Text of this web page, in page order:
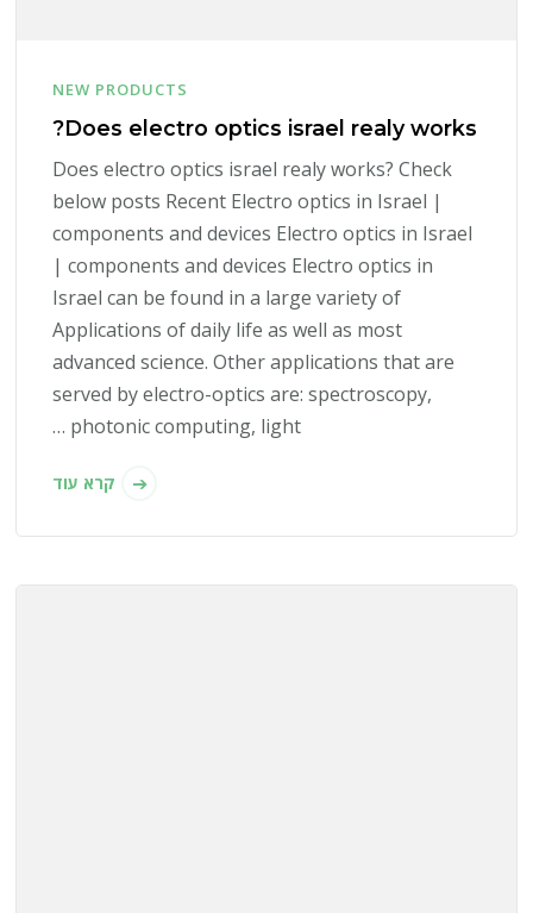
NEW PRODUCTS
Does electro optics israel realy works?
Does electro optics israel realy works? Check
below posts Recent Electro optics in Israel |
components and devices Electro optics in Israel
| components and devices Electro optics in
Israel can be found in a large variety of
Applications of daily life as well as most
advanced science. Other applications that are
served by electro-optics are: spectroscopy,
photonic computing, light …
קרא עוד